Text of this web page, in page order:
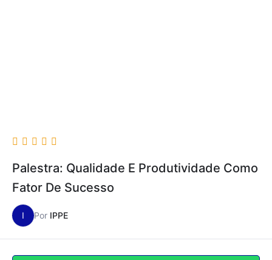
Palestra: Qualidade E Produtividade Como
Fator De Sucesso
I Por IPPE